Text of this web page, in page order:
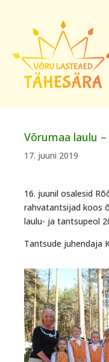
Võrumaa laulu
17. juuni 2019
16. juunil osalesid
rahvatantsijad koos
laulu- ja tantsupeol
Tantsude juhendaja